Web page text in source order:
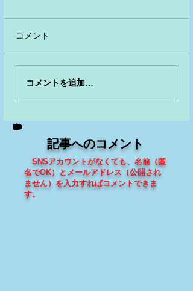
コメント
コメントを追加…
記事へのコメント
SNSアカウントがなくても、 名前（匿
名でOK）とメールアドレス（公開され
ません）を入力すればコメントできま
す。